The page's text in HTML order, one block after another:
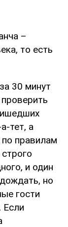
–
то есть
30 минут
тет, а
правилам
и один
но
гости
Если